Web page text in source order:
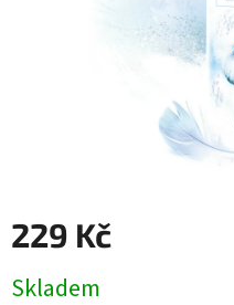
229 Kč
cena:
Skladem